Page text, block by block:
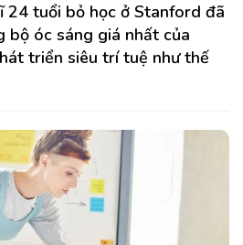
24 tuổi bỏ học ở Stanford đã
bộ óc sáng giá nhất của
triển siêu trí tuệ như thế